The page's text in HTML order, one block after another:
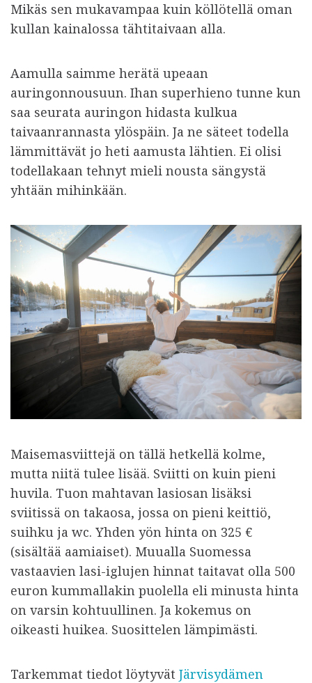
Mikäs sen mukavampaa kuin köllötellä oman
kullan kainalossa tähtitaivaan alla.
Aamulla saimme herätä upeaan
auringonnousuun. Ihan superhieno tunne kun
saa seurata auringon hidasta kulkua
taivaanrannasta ylöspäin. Ja ne säteet todella
lämmittävät jo heti aamusta lähtien. Ei olisi
todellakaan tehnyt mieli nousta sängystä
yhtään mihinkään.
Maisemasviittejä on tällä hetkellä kolme,
mutta niitä tulee lisää. Sviitti on kuin pieni
huvila. Tuon mahtavan lasiosan lisäksi
sviitissä on takaosa, jossa on pieni keittiö,
suihku ja wc. Yhden yön hinta on 325 €
(sisältää aamiaiset). Muualla Suomessa
vastaavien lasi-iglujen hinnat taitavat olla 500
euron kummallakin puolella eli minusta hinta
on varsin kohtuullinen. Ja kokemus on
oikeasti huikea. Suosittelen lämpimästi.
Tarkemmat tiedot löytyvät Järvisydämen